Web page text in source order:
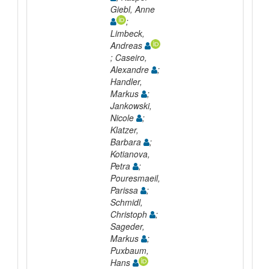
Giebl, Anne
;
Limbeck,
Andreas
; Caseiro,
Alexandre
;
Handler,
Markus
;
Jankowski,
Nicole
;
Klatzer,
Barbara
;
Kotianova,
Petra
;
Pouresmaeil,
Parissa
;
Schmidl,
Christoph
;
Sageder,
Markus
;
Puxbaum,
Hans